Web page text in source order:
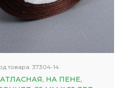
товара: 37304-14
НА ПЕНЕ,